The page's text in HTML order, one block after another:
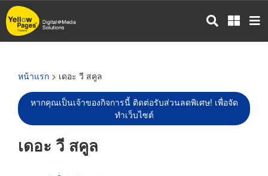
ข้าม
ไป
หน้าแรก > เดอะ วี สคูล
หากคุณเป็นเจ้าของกิจการนี้ ติดต่อรับส่วนลดพิเศษ! เพื่อจัด
ทำเว็บไซต์
เดอะ วี สคูล